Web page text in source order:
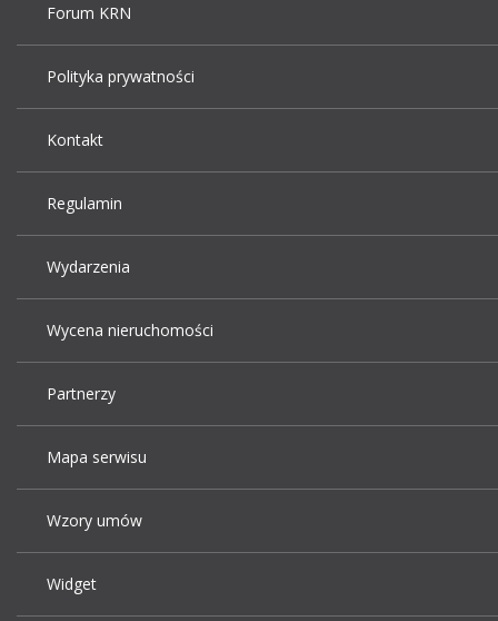
Forum KRN
Polityka prywatności
Kontakt
Regulamin
Wydarzenia
Wycena nieruchomości
Partnerzy
Mapa serwisu
Wzory umów
Widget